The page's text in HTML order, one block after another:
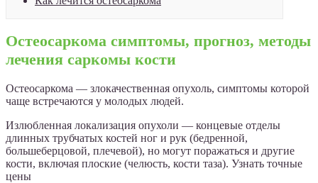
Остеосаркома симптомы, прогноз, методы
лечения саркомы кости
Остеосаркома — злокачественная опухоль, симптомы которой
чаще встречаются у молодых людей.
Излюбленная локализация опухоли — концевые отделы
длинных трубчатых костей ног и рук (бедренной,
большеберцовой, плечевой), но могут поражаться и другие
кости, включая плоские (челюсть, кости таза). Узнать точные
цены